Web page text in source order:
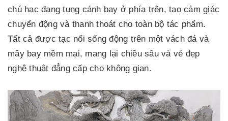
chú hạc đang tung cánh bay ở phía trên, tạo cảm giác
chuyển động và thanh thoát cho toàn bộ tác phẩm.
Tất cả được tạc nổi sống động trên một vách đá và
mây bay mềm mại, mang lại chiều sâu và vẻ đẹp
nghệ thuật đẳng cấp cho không gian.